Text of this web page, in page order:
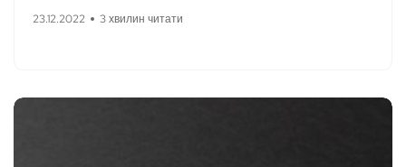
23.12.2022 3 хвилин читати